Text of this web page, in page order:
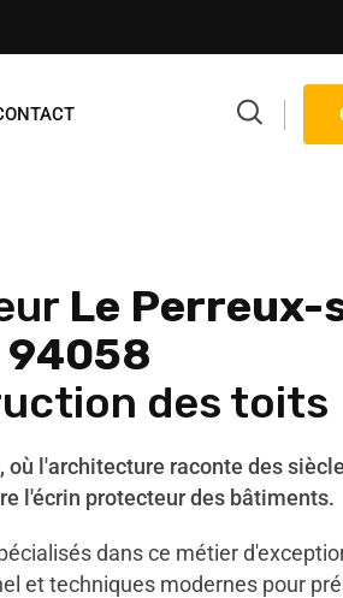
Le Perreux-
94058
des toits
où l'architecture raconte des
l'écrin protecteur des bâtiments.
dans ce métier
et techniques modernes pour